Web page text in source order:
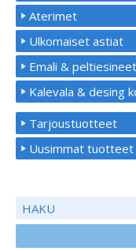
Aterimet
Ulkomaiset astiat
Emali & peltiesineet
Kalevala & desing
Tarjoustuotteet
Uusimmat tuotteet
HAKU